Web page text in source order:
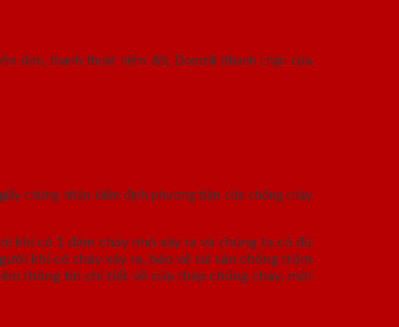
đơn, thanh thoát hiểm đôi, Doorsill (thanh chặn cửa
chứng nhận kiểm định phương tiện cửa chống cháy
khi có 1 đám cháy nhỏ xảy ra và chúng ta có đủ
khi có cháy xảy ra, bảo vệ tài sản chống trộm
thông tin chi tiết về cửa thép chống cháy, mời